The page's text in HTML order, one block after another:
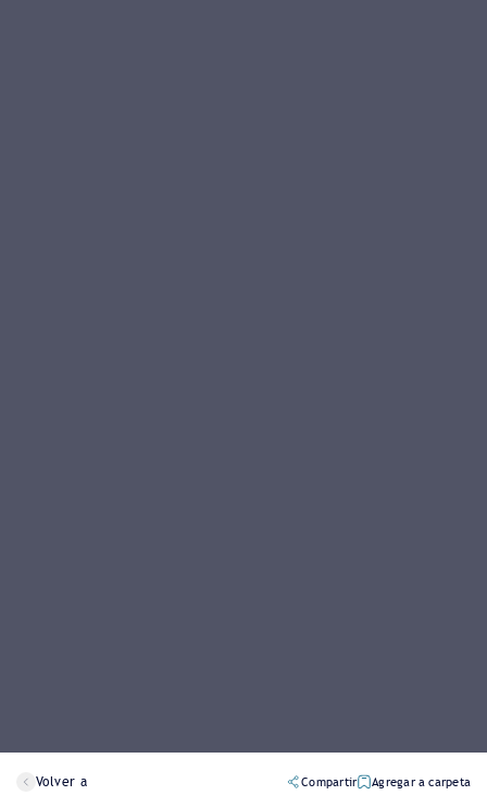
Volver a Compartir Agregar a carpeta